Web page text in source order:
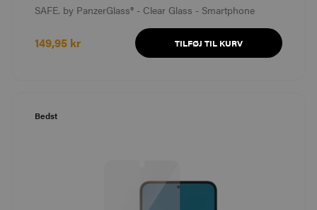
SAFE. by PanzerGlass® - Clear Glass - Smartphone
149,95 kr TILFØJ TIL KURV
Bedst